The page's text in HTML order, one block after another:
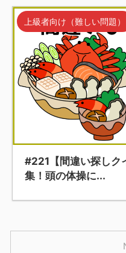
上級者向け（難しい問題）
#221【間違い探しク
集！頭の体操に...